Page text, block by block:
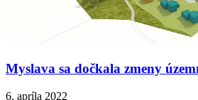
Myslava sa dočkala zmeny
6. apríla 2022